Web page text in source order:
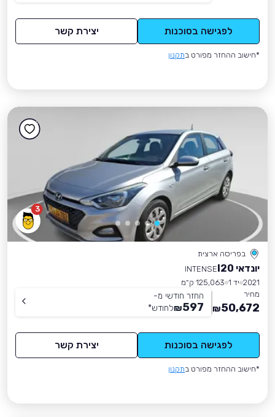
לפגישה בסוכנות יצירת קשר
*חישוב ההחזר מפורט בתקנון
3
בפריסה ארצית
יונדאי I20
INTENSE
2021 יד 1
125,063 ק״מ
מחיר
50,672
₪
החזר חודשי מ-
597
₪לחודש*
לפגישה בסוכנות יצירת קשר
*חישוב ההחזר מפורט בתקנון